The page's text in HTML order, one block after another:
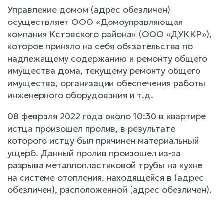
Управление домом (адрес обезличен)
осуществляет ООО «Домоуправляющая
компания Кстовского района» (ООО «ДУККР»),
которое приняло на себя обязательства по
надлежащему содержанию и ремонту общего
имущества дома, текущему ремонту общего
имущества, организации обеспечения работы
инженерного оборудования и т.д.
08 февраля 2022 года около 10:30 в квартире
истца произошел пролив, в результате
которого истцу был причинен материальный
ущерб. Данный пролив произошел из-за
разрыва металлопластиковой трубы на кухне
на системе отопления, находящейся в (адрес
обезличен), расположенной (адрес обезличен).